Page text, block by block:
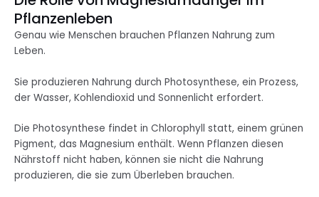
Pflanzenleben
Genau wie Menschen brauchen Pflanzen Nahrung zum
Leben.
Sie produzieren Nahrung durch Photosynthese, ein Prozess,
der Wasser, Kohlendioxid und Sonnenlicht erfordert.
Die Photosynthese findet in Chlorophyll statt, einem grünen
Pigment, das Magnesium enthält. Wenn Pflanzen diesen
Nährstoff nicht haben, können sie nicht die Nahrung
produzieren, die sie zum Überleben brauchen.